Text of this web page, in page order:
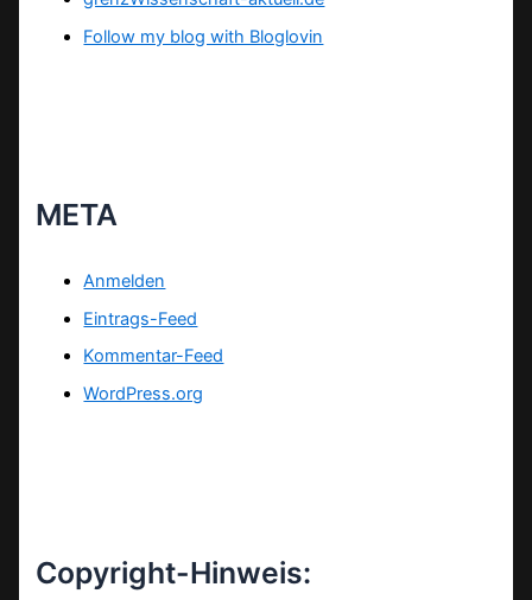
Follow my blog with Bloglovin
META
Anmelden
Eintrags-Feed
Kommentar-Feed
WordPress.org
Copyright-Hinweis: